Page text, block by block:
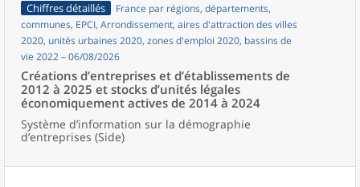
Chiffres détaillés
France par régions, départements,
communes, EPCI, Arrondissement, aires d'attraction des villes
2020, unités urbaines 2020, zones d'emploi 2020, bassins de
vie 2022 – 06/08/2026
Créations d’entreprises et d’établissements de
2012 à 2025 et stocks d’unités légales
économiquement actives de 2014 à 2024
Système d’information sur la démographie
d’entreprises (Side)